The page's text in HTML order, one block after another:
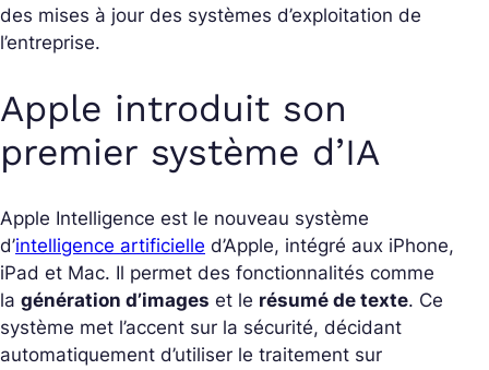
des mises à jour des systèmes d’exploitation de
l’entreprise.
Apple introduit son
premier système d’IA
Apple Intelligence est le nouveau système
d’intelligence artificielle d’Apple, intégré aux iPhone,
iPad et Mac. Il permet des fonctionnalités comme
la génération d’images et le résumé de texte. Ce
système met l’accent sur la sécurité, décidant
automatiquement d’utiliser le traitement sur